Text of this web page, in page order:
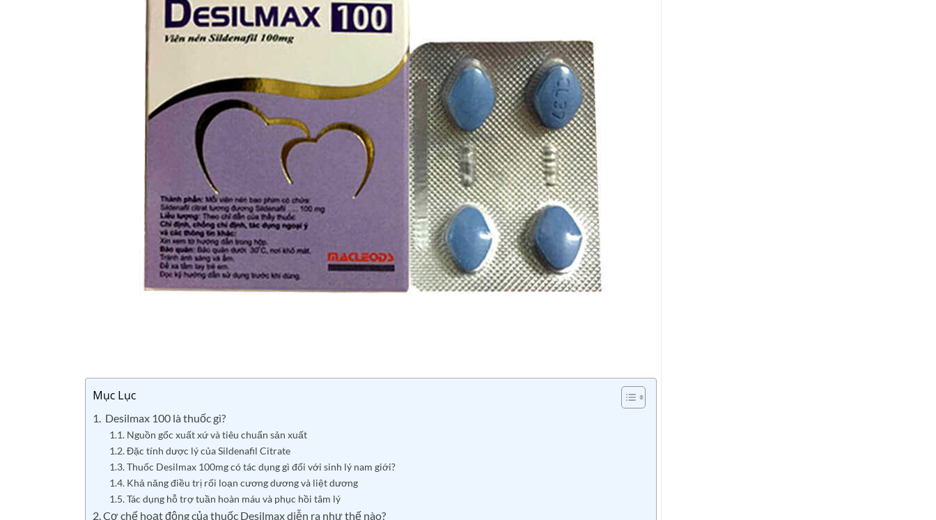
Mục Lục
1. Desilmax 100 là thuốc gì?
1.1. Nguồn gốc xuất xứ và tiêu chuẩn sản xuất
1.2. Đặc tính dược lý của Sildenafil Citrate
1.3. Thuốc Desilmax 100mg có tác dụng gì đối với sinh lý nam giới?
1.4. Khả năng điều trị rối loạn cương dương và liệt dương
1.5. Tác dụng hỗ trợ tuần hoàn máu và phục hồi tâm lý
2. Cơ chế hoạt động của thuốc Desilmax diễn ra như thế nào?